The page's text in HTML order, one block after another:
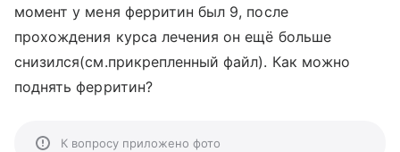
момент у меня ферритин был 9, после
прохождения курса лечения он ещё больше
снизился(см.прикрепленный файл). Как можно
поднять ферритин?
К вопросу приложено фото